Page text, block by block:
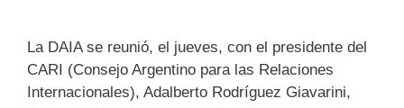
La DAIA se reunió, el jueves, con el presidente del
CARI (Consejo Argentino para las Relaciones
Internacionales), Adalberto Rodríguez Giavarini,